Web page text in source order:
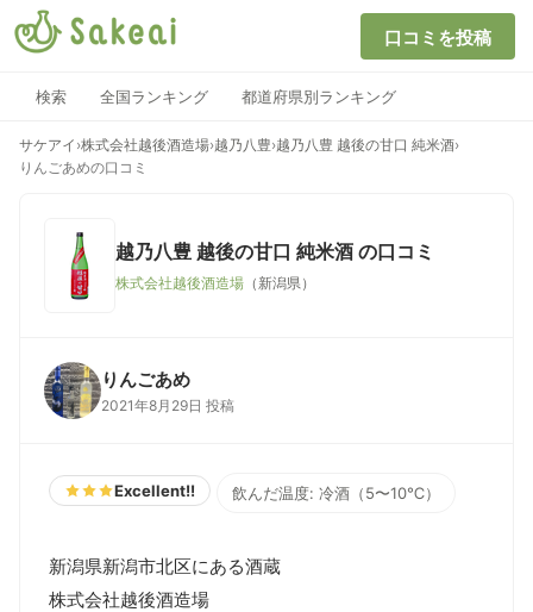
口コミを投稿
検索 全国ランキング 都道府県別ランキング
サケアイ ›株式会社越後酒造場›越乃八豊›越乃八豊 越後の甘口 純米酒›
りんごあめの口コミ
越乃八豊 越後の甘口 純米酒 の口コミ
株式会社越後酒造場 （新潟県）
りんごあめ
2021年8月29日 投稿
Excellent!! 飲んだ温度: 冷酒（5〜10℃）
新潟県新潟市北区にある酒蔵
株式会社越後酒造場